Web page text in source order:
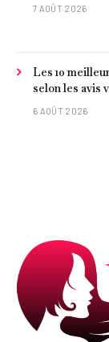
7 AOÛT 2026
Les 10
selon les avis
6 AOÛT 2026